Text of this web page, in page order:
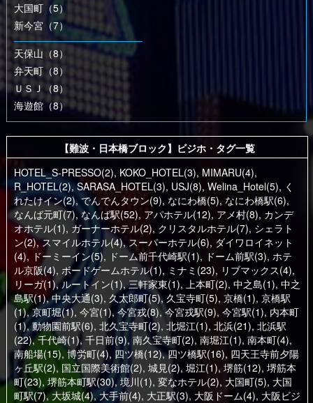
大国町（5）
新今宮（7）
天保山（8）
弁天町（8）
ＵＳＪ（8）
海遊館（8）
【難波・日本橋ブロック】ビジホ・タグ一覧
HOTEL_S-PRESSO(2), KOKO_HOTEL(3), MIMARU(4),
R_HOTEL(2),SARASA_HOTEL(3), USJ(8), Welina_Hotel(5), く
れたけイン(2),でんでんタウン(9), なにわ橋(5), なにわ橋駅(6),
なんば元町(7),なんば駅(52), アパホテル(12), アメ村(8), カンデ
オホテル(1), ガーナーホテル(2), クリスタルホテル(7), シェラト
ン(2),スマイルホテル(4), スーパーホテル(6), ダイワロイネット
(4), ドーミーイン(5), ドーム前千代崎駅(1), ドーム前駅(3), ホテ
ル京阪(4), ボードゲームホテル(1), ミナミ(23), リブマックス(4),
リーガ(1),ルートイン(1),三軒家東(1), 上本町(2), 中之島(1), 中之
島駅(1),中央大通(3), 久太郎町(5), 久宝寺町(5), 京橋(1), 京橋駅
(1),京町堀(1), 今宮(1), 今宮戎(8), 今宮戎駅(9), 今宮駅(1), 内本町
(1),動物園前駅(6), 北久宝寺町(2), 北堀江(1), 北浜(21), 北浜駅
(22),千代崎(1), 千日前(9), 南久宝寺町(2), 南堀江(1), 南本町(4),
南船場(15), 博労町(4), 四ツ橋(12),四ツ橋駅(16), 四天王寺前夕陽
ヶ丘駅(2), 国立国際美術館(2), 城見(2), 堀江(1), 堺筋(12), 堺筋本
町(23), 堺筋本町駅(30),境川(1), 変なホテル(2), 大国町(5), 大国
町駅(7),大坂城(4),大手前(4), 大正駅(3), 大阪ドーム(4), 大阪ビジ